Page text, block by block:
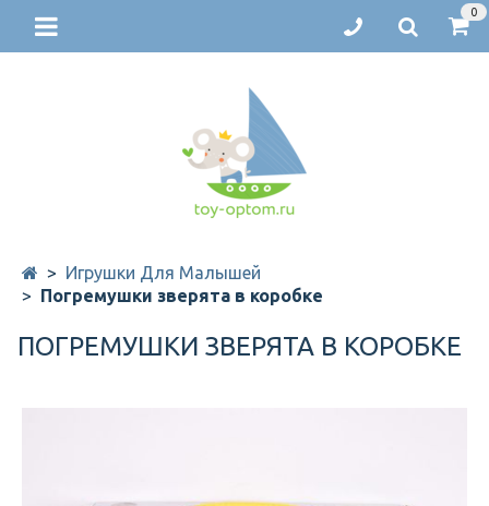
0
Игрушки Для Малышей
Погремушки зверята в коробке
ПОГРЕМУШКИ ЗВЕРЯТА В КОРОБКЕ